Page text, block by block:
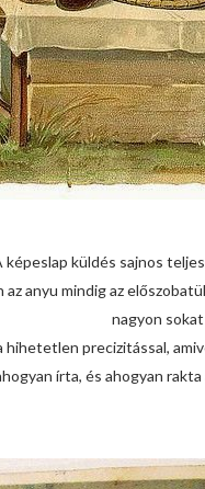
képeslap küldés sajnos
az anyu mindig az
nagyon
hihetetlen precizitással,
írta, és ahogyan